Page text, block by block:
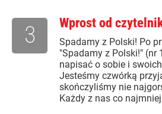
Wprost od
Spadamy z Polski! Po
"Spadamy z Polski!" (nr
napisać o sobie i
Jesteśmy czwórką
skończyliśmy nie
Każdy z nas co
3